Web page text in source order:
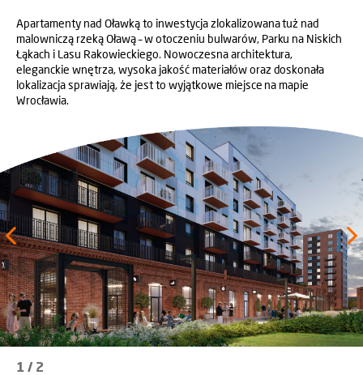
Apartamenty nad Oławką to inwestycja zlokalizowana tuż nad
malowniczą rzeką Oławą – w otoczeniu bulwarów, Parku na Niskich
Łąkach i Lasu Rakowieckiego. Nowoczesna architektura,
eleganckie wnętrza, wysoka jakość materiałów oraz doskonała
lokalizacja sprawiają, że jest to wyjątkowe miejsce na mapie
Wrocławia.
1 / 2